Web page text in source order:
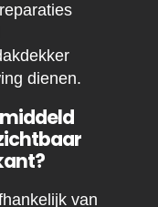
dienen.
van